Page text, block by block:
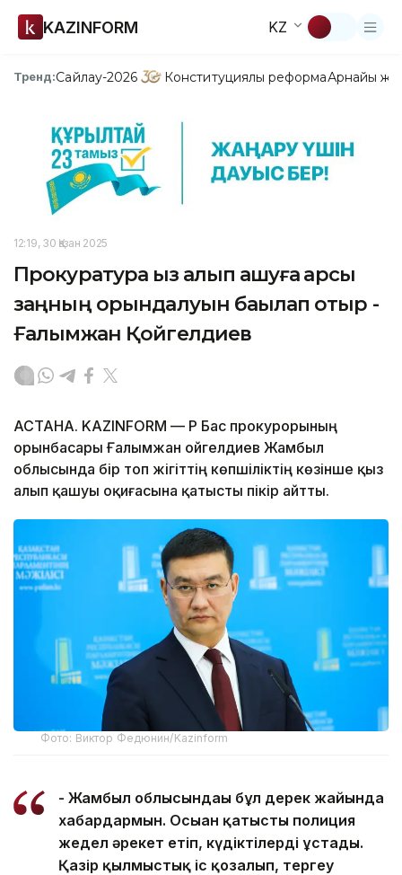
KAZINFORM KZ
Тренд:Сайлау-2026 Конституциялық реформаАрнайы
12:19, 30 Қазан 2025
Прокуратура қыз алып қашуға қарсы
заңның орындалуын бақылап отыр -
Ғалымжан Қойгелдиев
АСТАНА. KAZINFORM — ҚР Бас прокурорының
орынбасары Ғалымжан Қойгелдиев Жамбыл
облысында бір топ жігіттің көпшіліктің көзінше қыз
алып қашуы оқиғасына қатысты пікір айтты.
Фото: Виктор Федюнин/Kazinform
- Жамбыл облысындағы бұл дерек жайында
хабардармын. Осыған қатысты полиция
жедел әрекет етіп, күдіктілерді ұстады.
Қазір қылмыстық іс қозғалып, тергеу